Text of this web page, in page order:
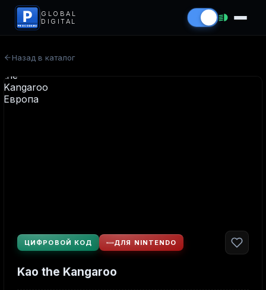
P
PROCODS.RU
GLOBAL
DIGITAL
Назад в каталог
ЦИФРОВОЙ КОД ДЛЯ NINTENDO
Kao the Kangaroo